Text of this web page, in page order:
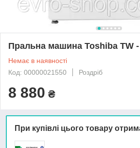
Пральна машина Toshiba TW -
Немає в наявності
Код: 00000021550
Роздріб
8 880 ₴
При купівлі цього товару